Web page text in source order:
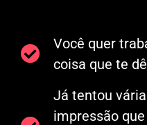
Você quer
coisa que te
Já tentou
impressão